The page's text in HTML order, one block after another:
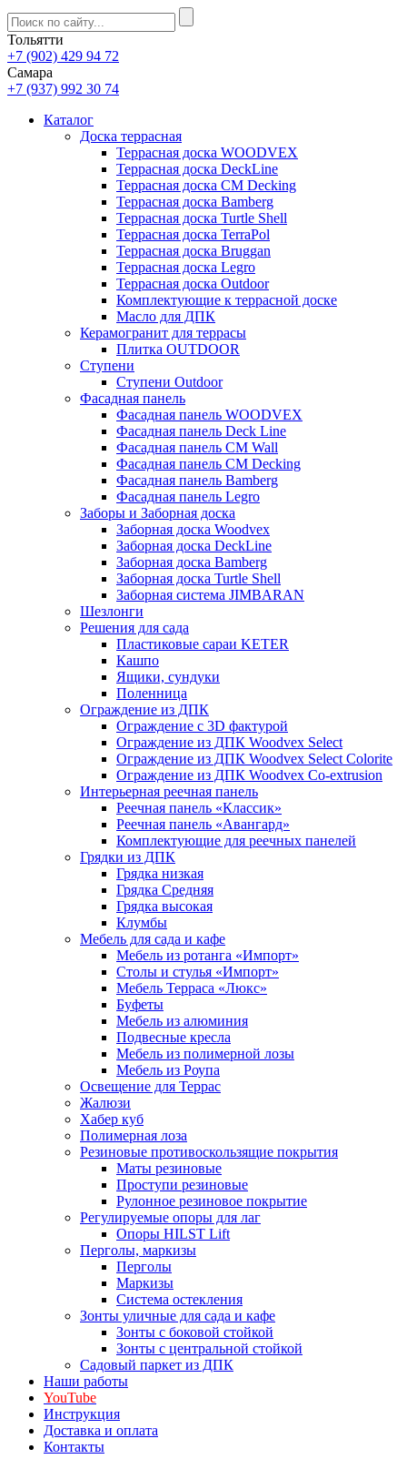
Тольятти
+7 (902) 429 94 72
Самара
+7 (937) 992 30 74
Каталог
Доска террасная
Террасная доска WOODVEX
Террасная доска DeckLine
Террасная доска CM Decking
Террасная доска Bamberg
Террасная доска Turtle Shell
Террасная доска TerraPol
Террасная доска Bruggan
Террасная доска Legro
Террасная доска Outdoor
Комплектующие к террасной доске
Масло для ДПК
Керамогранит для террасы
Плитка OUTDOOR
Ступени
Ступени Outdoor
Фасадная панель
Фасадная панель WOODVEX
Фасадная панель Deck Line
Фасадная панель CM Wall
Фасадная панель CM Decking
Фасадная панель Bamberg
Фасадная панель Legro
Заборы и Заборная доска
Заборная доска Woodvex
Заборная доска DeckLine
Заборная доска Bamberg
Заборная доска Turtle Shell
Заборная система JIMBARAN
Шезлонги
Решения для сада
Пластиковые сараи KETER
Кашпо
Ящики, сундуки
Поленница
Ограждение из ДПК
Ограждение с 3D фактурой
Ограждение из ДПК Woodvex Select
Ограждение из ДПК Woodvex Select Colorite
Ограждение из ДПК Woodvex Co-extrusion
Интерьерная реечная панель
Реечная панель «Классик»
Реечная панель «Авангард»
Комплектующие для реечных панелей
Грядки из ДПК
Грядка низкая
Грядка Средняя
Грядка высокая
Клумбы
Мебель для сада и кафе
Мебель из ротанга «Импорт»
Столы и стулья «Импорт»
Мебель Терраса «Люкс»
Буфеты
Мебель из алюминия
Подвесные кресла
Мебель из полимерной лозы
Мебель из Роупа
Освещение для Террас
Жалюзи
Хабер куб
Полимерная лоза
Резиновые противоскользящие покрытия
Маты резиновые
Проступи резиновые
Рулонное резиновое покрытие
Регулируемые опоры для лаг
Опоры HILST Lift
Перголы, маркизы
Перголы
Маркизы
Система остекления
Зонты уличные для сада и кафе
Зонты с боковой стойкой
Зонты с центральной стойкой
Садовый паркет из ДПК
Наши работы
YouTube
Инструкция
Доставка и оплата
Контакты